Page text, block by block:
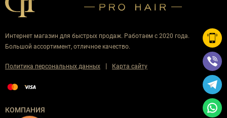
Интернет магазин для быстрых продаж. Работаем с 2020 года.
Большой ассортимент, отличное качество.
Политика персональных данных | Карта сайту
КОМПАНИЯ